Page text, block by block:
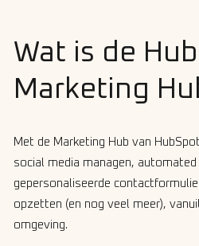
Wat is de
Marketing
Met de Marketing Hub van
social media managen,
gepersonaliseerde
opzetten (en nog veel meer),
omgeving.